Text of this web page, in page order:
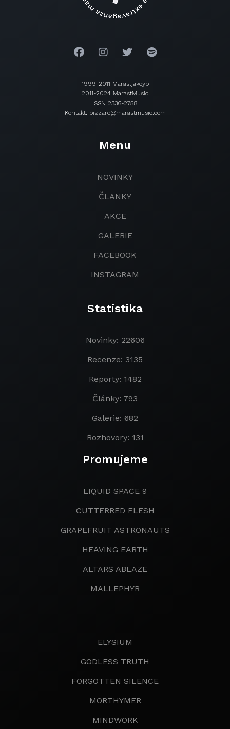
1999-2011 Marastjakcyp
2011-2024 MarastMusic
ISSN 2336-2758
Kontakt: bizzaro@marastmusic.com
Menu
NOVINKY
ČLANKY
AKCE
GALERIE
FACEBOOK
INSTAGRAM
Statistika
Novinky: 22606
Recenze: 3135
Reporty: 1482
Články: 793
Galerie: 682
Rozhovory: 131
Promujeme
LIQUID SPACE 9
CUTTERRED FLESH
GRAPEFRUIT ASTRONAUTS
HEAVING EARTH
ALTARS ABLAZE
MALLEPHYR
ELYSIUM
GODLESS TRUTH
FORGOTTEN SILENCE
MORTHYMER
MINDWORK